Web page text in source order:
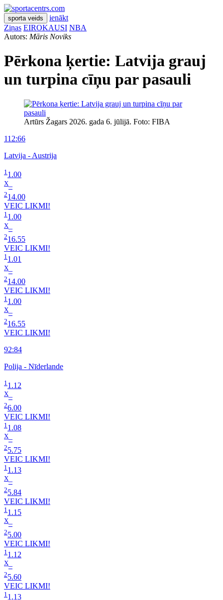
sporta veids
ienākt
Ziņas EIROKAUSI NBA
Autors: Māris Noviks
Pērkona ķertie: Latvija grauj
un turpina cīņu par pasauli
Artūrs Žagars 2026. gada 6. jūlijā. Foto: FIBA
112:66
Latvija - Austrija
1 1.00
X–
214.00
VEIC LIKMI!
1 1.00
X–
216.55
VEIC LIKMI!
1 1.01
X–
214.00
VEIC LIKMI!
1 1.00
X–
216.55
VEIC LIKMI!
92:84
Polija - Nīderlande
1 1.12
X–
26.00
VEIC LIKMI!
1 1.08
X–
25.75
VEIC LIKMI!
1 1.13
X–
25.84
VEIC LIKMI!
1 1.15
X–
25.00
VEIC LIKMI!
1 1.12
X–
25.60
VEIC LIKMI!
1 1.13